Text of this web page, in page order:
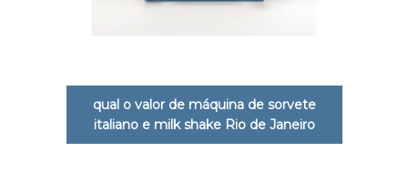
qual o valor de máquina de sorvete
italiano e milk shake Rio de Janeiro